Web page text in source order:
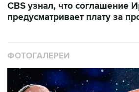
CBS узнал, что соглашение
предусматривает плату за
ФОТОГАЛЕРЕИ